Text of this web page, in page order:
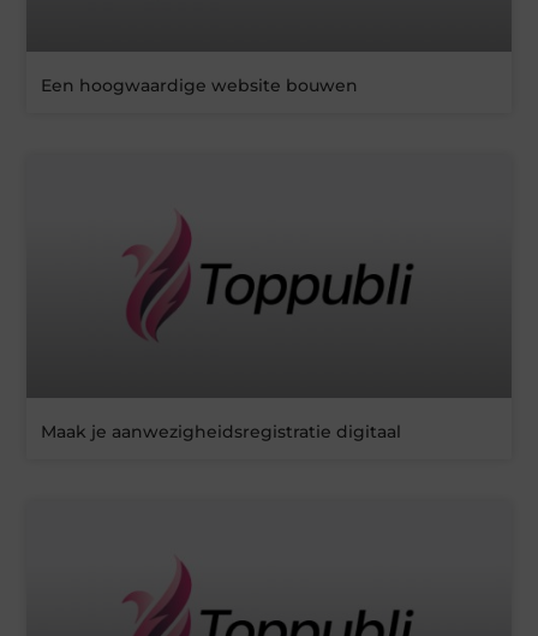
Een hoogwaardige website bouwen
Maak je aanwezigheidsregistratie digitaal